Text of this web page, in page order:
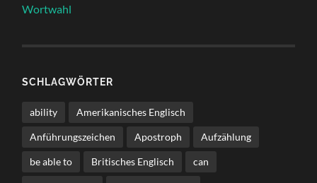
Wortwahl
SCHLAGWÖRTER
ability Amerikanisches Englisch
Anführungszeichen Apostroph Aufzählung
be able to Britisches Englisch can